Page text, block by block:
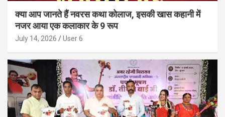
क्या आप जानते हैं नवरस कथा कोलाज, इसकी खास कहानी में
नजर आया एक कलाकार के 9 रूप
July 14, 2026 User 6